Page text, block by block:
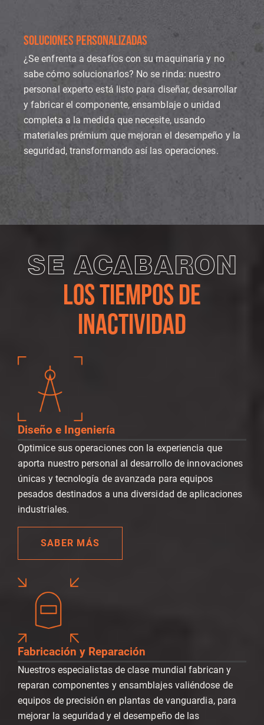
SOLUCIONES PERSONALIZADAS
¿Se enfrenta a desafíos con su maquinaria y no
sabe cómo solucionarlos? No se rinda: nuestro
personal experto está listo para diseñar, desarrollar
y fabricar el componente, ensamblaje o unidad
completa a la medida que necesite, usando
materiales prémium que mejoran el desempeño y la
seguridad, transformando así las operaciones.
SE ACABARON
LOS TIEMPOS DE
INACTIVIDAD
Diseño e Ingeniería
Optimice sus operaciones con la experiencia que
aporta nuestro personal al desarrollo de innovaciones
únicas y tecnología de avanzada para equipos
pesados destinados a una diversidad de aplicaciones
industriales.
SABER MÁS
Fabricación y Reparación
Nuestros especialistas de clase mundial fabrican y
reparan componentes y ensamblajes valiéndose de
equipos de precisión en plantas de vanguardia, para
mejorar la seguridad y el desempeño de las